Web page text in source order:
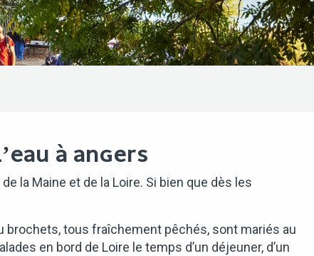
À ANGERS
la Maine et de la Loire. Si bien que dès les
brochets, tous fraîchement pêchés, sont mariés au
en bord de Loire le temps d’un déjeuner, d’un